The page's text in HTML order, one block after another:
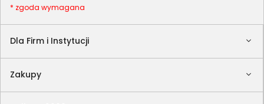
Dla Firm i Instytucji
Zakupy
* zgoda wymagana